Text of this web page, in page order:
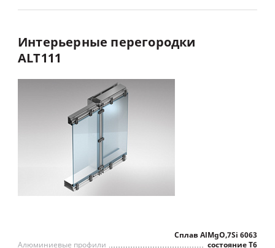
Интерьерные перегородки
ALT111
Сплав AlMgO,7Si 6063
состояние Т6
Алюминиевые профили